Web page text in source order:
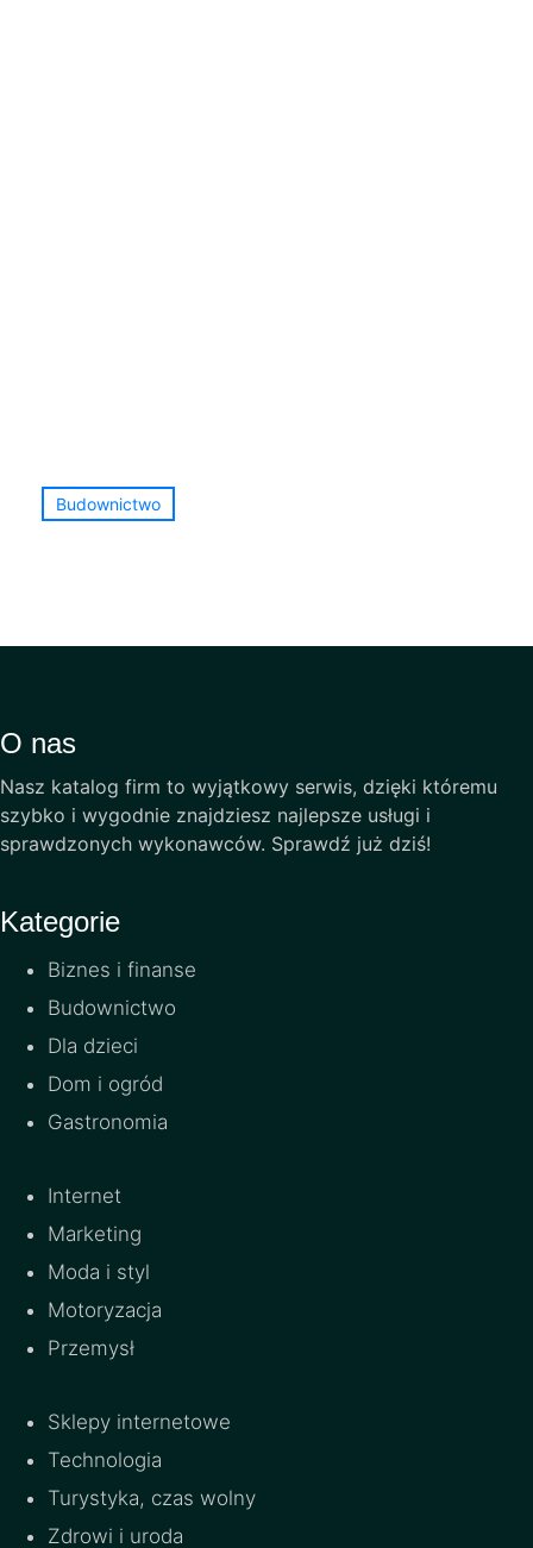
Budownictwo
O nas
Nasz katalog firm to wyjątkowy serwis, dzięki któremu
szybko i wygodnie znajdziesz najlepsze usługi i
sprawdzonych wykonawców. Sprawdź już dziś!
Kategorie
Biznes i finanse
Budownictwo
Dla dzieci
Dom i ogród
Gastronomia
Internet
Marketing
Moda i styl
Motoryzacja
Przemysł
Sklepy internetowe
Technologia
Turystyka, czas wolny
Zdrowi i uroda